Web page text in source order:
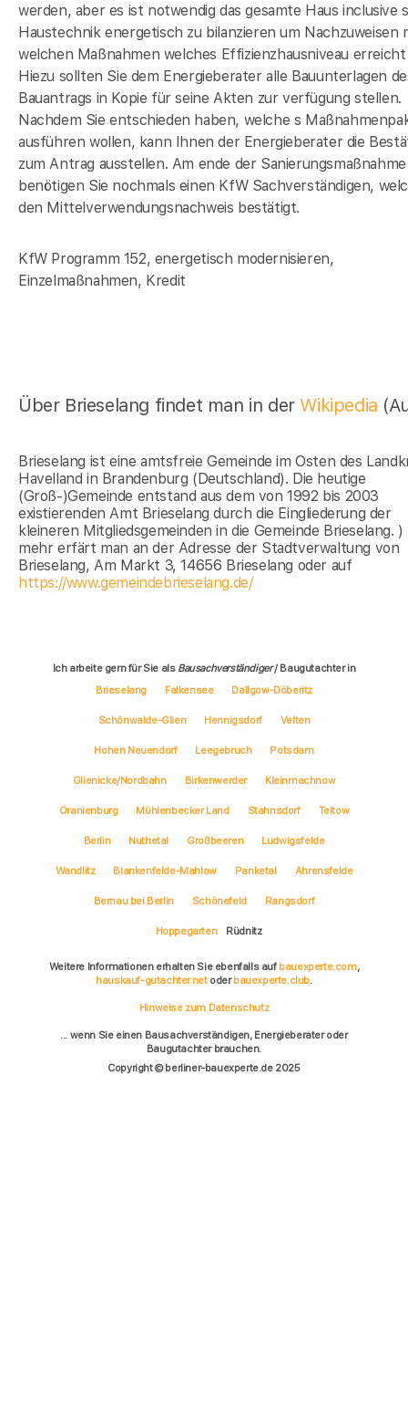
werden, aber es ist notwendig das gesamte Haus inclusive
Haustechnik energetisch zu bilanzieren um Nachzuweisen
welchen Maßnahmen welches Effizienzhausniveau
Hiezu sollten Sie dem Energieberater alle Bauunterlagen
Bauantrags in Kopie für seine Akten zur verfügung stellen.
Nachdem Sie entschieden haben, welche s
ausführen wollen, kann Ihnen der Energieberater die
zum Antrag ausstellen. Am ende der Sanierungsmaßnahme
benötigen Sie nochmals einen KfW Sachverständigen,
den Mittelverwendungsnachweis bestätigt.
KfW Programm 152, energetisch modernisieren,
Einzelmaßnahmen, Kredit
Über Brieselang findet man in der Wikipedia
Brieselang ist eine amtsfreie Gemeinde im Osten des
Havelland in Brandenburg (Deutschland). Die heutige
(Groß-)Gemeinde entstand aus dem von 1992 bis 2003
existierenden Amt Brieselang durch die Eingliederung der
kleineren Mitgliedsgemeinden in die Gemeinde Brieselang.
mehr erfärt man an der Adresse der Stadtverwaltung von
Brieselang, Am Markt 3, 14656 Brieselang oder auf
https://www.gemeindebrieselang.de/
Ich arbeite gern für Sie als Bausachverständiger/ Baugutachter in
Brieselang
Falkensee Dallgow-Döberitz
Schönwalde-Glien Hennigsdorf Velten
Hohen Neuendorf Leegebruch Potsdam
Glienicke/Nordbahn Birkenwerder Kleinmachnow
Oranienburg Mühlenbecker Land Stahnsdorf Teltow
Berlin Nuthetal Großbeeren Ludwigsfelde
Wandlitz Blankenfelde-Mahlow Panketal Ahrensfelde
Bernau bei Berlin Schönefeld Rangsdorf
Hoppegarten Rüdnitz
Weitere Informationen erhalten Sie ebenfalls auf bauexperte.com,
hauskauf-gutachter.netoderbauexperte.club.
Hinweise zum Datenschutz
... wenn Sie einen Bausachverständigen, Energieberater oder
Baugutachter brauchen.
Copyright © berliner-bauexperte.de 2025